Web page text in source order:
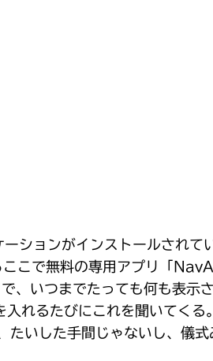
ョンがインストールされて
こで無料の専用アプリ「
いつまでたっても何も表示
るたびにこれを聞いてくる
いした手間じゃないし、儀式